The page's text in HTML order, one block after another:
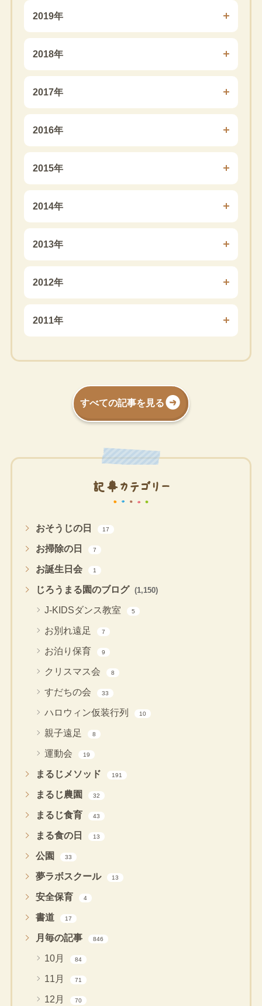
2019年
2018年
2017年
2016年
2015年
2014年
2013年
2012年
2011年
すべての記事を見る
記事カテゴリー
おそうじの日 17
お掃除の日 7
お誕生日会 1
じろうまる園のブログ (1,150)
J-KIDSダンス教室 5
お別れ遠足 7
お泊り保育 9
クリスマス会 8
すだちの会 33
ハロウィン仮装行列 10
親子遠足 8
運動会 19
まるじメソッド 191
まるじ農園 32
まるじ食育 43
まる食の日 13
公園 33
夢ラボスクール 13
安全保育 4
書道 17
月毎の記事 846
10月 84
11月 71
12月 70